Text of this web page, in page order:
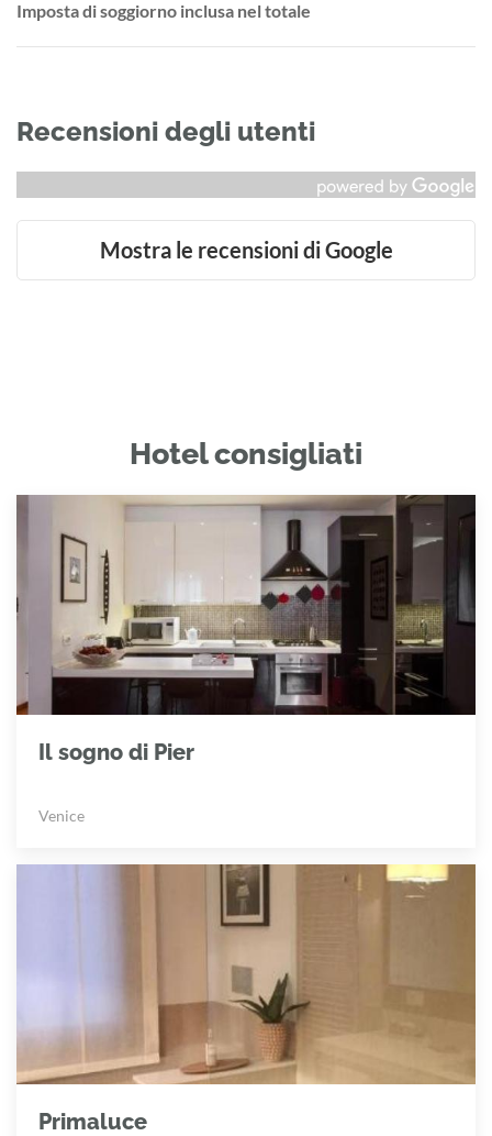
Imposta di soggiorno inclusa nel totale
Recensioni degli utenti
Mostra le recensioni di Google
Hotel consigliati
Il sogno di Pier
Venice
Primaluce